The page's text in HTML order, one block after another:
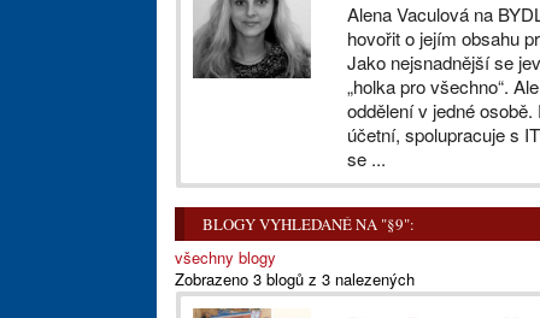
Alena Vaculová na
hovořit o jejím obsahu
Jako nejsnadnější se
„holka pro všechno“.
oddělení v jedné
účetní, spolupracuje s
se ...
BLOGY VYHLEDANÉ NA "§9":
všechny blogy
Zobrazeno 3 blogů z 3 nalezených